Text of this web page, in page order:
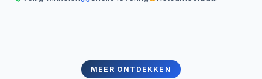
MEER ONTDEKKEN